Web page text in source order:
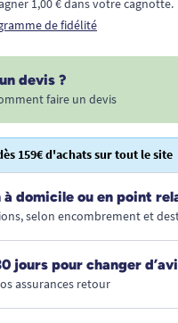
1,00 € dans votre cagnotte.
de fidélité
devis ?
faire un devis
159€ d'achats sur tout le site
à domicile ou en point
selon encombrement et
jours pour changer
assurances retour